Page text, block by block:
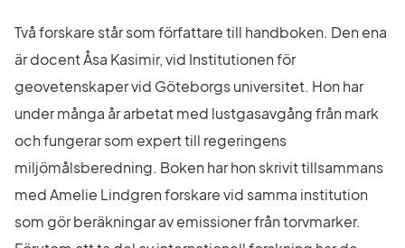
Två forskare står som författare till handboken. Den ena
är docent Åsa Kasimir, vid Institutionen för
geovetenskaper vid Göteborgs universitet. Hon har
under många år arbetat med lustgasavgång från mark
och fungerar som expert till regeringens
miljömålsberedning. Boken har hon skrivit tillsammans
med Amelie Lindgren forskare vid samma institution
som gör beräkningar av emissioner från torvmarker.